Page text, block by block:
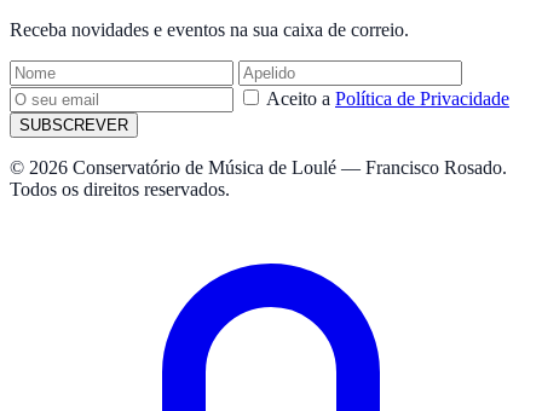
Receba novidades e eventos na sua caixa de correio.
Aceito a Política de Privacidade
SUBSCREVER
© 2026 Conservatório de Música de Loulé — Francisco Rosado.
Todos os direitos reservados.